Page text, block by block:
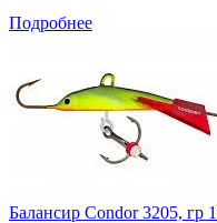
Подробнее
Балансир Condor 3205, гр